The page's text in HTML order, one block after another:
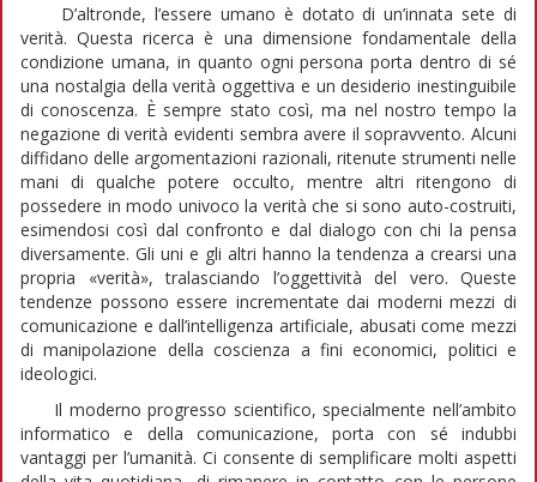
D’altronde, l’essere umano è dotato di un’innata sete di
verità. Questa ricerca è una dimensione fondamentale della
condizione umana, in quanto ogni persona porta dentro di sé
una nostalgia della verità oggettiva e un desiderio inestinguibile
di conoscenza. È sempre stato così, ma nel nostro tempo la
negazione di verità evidenti sembra avere il sopravvento. Alcuni
diffidano delle argomentazioni razionali, ritenute strumenti nelle
mani di qualche potere occulto, mentre altri ritengono di
possedere in modo univoco la verità che si sono auto-costruiti,
esimendosi così dal confronto e dal dialogo con chi la pensa
diversamente. Gli uni e gli altri hanno la tendenza a crearsi una
propria
«verità», tralasciando l’oggettività del vero. Queste
tendenze possono essere incrementate dai moderni mezzi di
comunicazione e dall’intelligenza artificiale, abusati come mezzi
di manipolazione della coscienza a fini economici, politici e
ideologici.
Il moderno progresso scientifico, specialmente nell’ambito
informatico e della comunicazione, porta con sé indubbi
vantaggi per l’umanità. Ci consente di semplificare molti aspetti